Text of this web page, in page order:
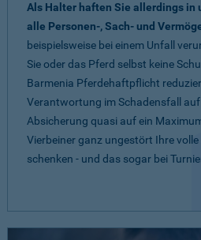
Als Halter haften Sie allerdings in
alle Personen-, Sach- und
beispielsweise bei einem Unfall
Sie oder das Pferd selbst keine
Barmenia Pferdehaftpflicht
Verantwortung im Schadensfall
Absicherung quasi auf ein
Vierbeiner ganz ungestört Ihre
schenken - und das sogar bei